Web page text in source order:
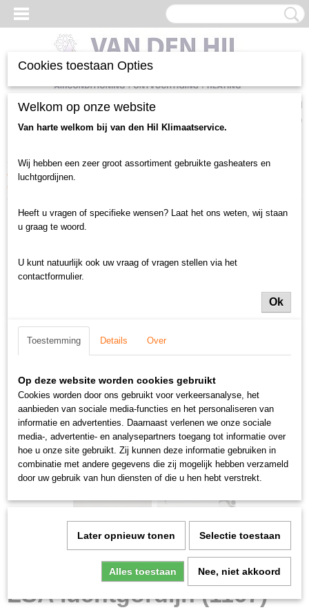
Inloggen Registreren
(0)
Home >Luchtgordijnen en toebehoren>Luchtgordijn gebruikt>
deurbreedte tot 1.5 meter> Centrale Verwarming
LSA luchtgordijn
(1167)
LSA luchtgordijn (1167)
Cookies toestaan Opties
Welkom op onze website
Van harte welkom bij van den Hil Klimaatservice.
Wij hebben een zeer groot assortiment gebruikte gasheaters en
luchtgordijnen.
Heeft u vragen of specifieke wensen? Laat het ons weten, wij staan
u graag te woord.
U kunt natuurlijk ook uw vraag of vragen stellen via het
contactformulier.
Ok
Toestemming Details Over
Op deze website worden cookies gebruikt
Cookies worden door ons gebruikt voor verkeersanalyse, het
aanbieden van sociale media-functies en het personaliseren van
informatie en advertenties. Daarnaast verlenen we onze sociale
media-, advertentie- en analysepartners toegang tot informatie over
hoe u onze site gebruikt. Zij kunnen deze informatie gebruiken in
combinatie met andere gegevens die zij mogelijk hebben verzameld
door uw gebruik van hun diensten of die u hen hebt verstrekt.
Later opnieuw tonen Selectie toestaan
Alles toestaan Nee, niet akkoord